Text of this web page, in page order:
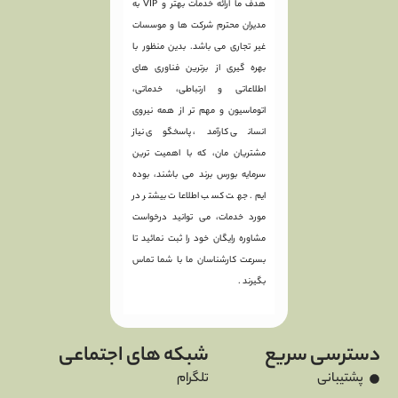
هدف ما ارائه خدمات بهتر و VIP به
مدیران محترم شرکت ها و موسسات
غیر تجاری می باشد. بدین منظور با
بهره گیری از برترین فناوری های
اطلاعاتی و ارتباطی، خدماتی،
اتوماسیون و مهم تر از همه نیروی
انسانی کارآمد، پاسخگوی نیاز
مشتریان مان، که با اهمیت ترین
سرمایه بورس برند می باشند، بوده
ایم. جهت کسب اطلاعات بیشتر در
مورد خدمات، می توانید درخواست
مشاوره رایگان خود را ثبت نمائید تا
بسرعت کارشناسان ما با شما تماس
بگیرند .
دسترسی سریع
پشتیبانی
شبکه های اجتماعی
تلگرام